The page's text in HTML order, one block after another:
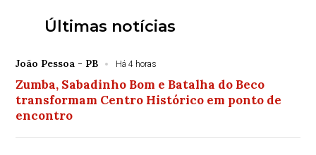
Últimas notícias
João Pessoa - PB Há 4 horas
Zumba, Sabadinho Bom e Batalha do Beco
transformam Centro Histórico em ponto de
encontro